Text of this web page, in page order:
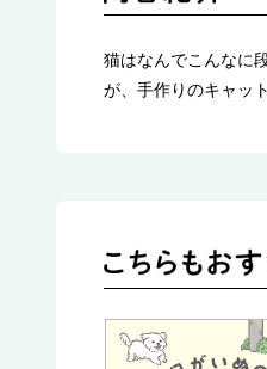
猫はなんでこんなに
が、手作りのキャッ